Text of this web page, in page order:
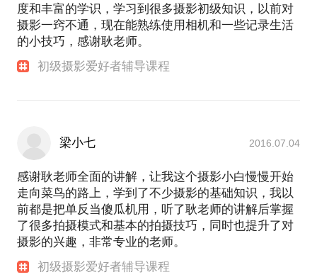
度和丰富的学识，学习到很多摄影初级知识，以前对
摄影一窍不通，现在能熟练使用相机和一些记录生活
的小技巧，感谢耿老师。
初级摄影爱好者辅导课程
梁小七 2016.07.04
感谢耿老师全面的讲解，让我这个摄影小白慢慢开始
走向菜鸟的路上，学到了不少摄影的基础知识，我以
前都是把单反当傻瓜机用，听了耿老师的讲解后掌握
了很多拍摄模式和基本的拍摄技巧，同时也提升了对
摄影的兴趣，非常专业的老师。
初级摄影爱好者辅导课程